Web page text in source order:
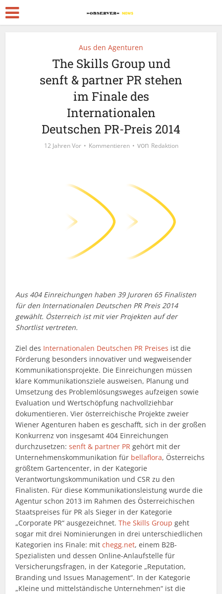
Aus den Agenturen
The Skills Group und
senft & partner PR stehen
im Finale des
Internationalen
Deutschen PR-Preis 2014
12 Jahren Vor Kommentieren von Redaktion
Aus 404 Einreichungen haben 39 Juroren 65 Finalisten
für den Internationalen Deutschen PR Preis 2014
gewählt. Österreich ist mit vier Projekten auf der
Shortlist vertreten.
Ziel des Internationalen Deutschen PR Preises ist die
Förderung besonders innovativer und wegweisender
Kommunikationsprojekte. Die Einreichungen müssen
klare Kommunikations­ziele ausweisen, Planung und
Umsetzung des Problemlösungsweges aufzeigen sowie
Evaluation und Wertschöpfung nachvollziehbar
dokumentieren. Vier österreichische Projekte zweier
Wiener Agenturen haben es geschafft, sich in der großen
Konkurrenz von insgesamt 404 Einreichungen
durchzusetzen:senft & partner PR gehört mit der
Unternehmenskommunikation für bellaflora, Österreichs
größtem Gartencenter, in der Kategorie
Verantwortungskommunikation und CSR zu den
Finalisten. Für diese Kommunikationsleistung wurde die
Agentur schon 2013 im Rahmen des Österreichischen
Staatspreises für PR als Sieger in der Kategorie
„Corporate PR“ ausgezeichnet.The Skills Group geht
sogar mit drei Nominierungen in drei unterschiedlichen
Kategorien ins Finale: mitchegg.net, einem B2B-
Spezialisten und dessen Online-Anlaufstelle für
Versicherungsfragen, in der Kategorie „Reputation,
Branding und Issues Management“. In der Kategorie
„Kleine und mittelständische Unternehmen“ ist die